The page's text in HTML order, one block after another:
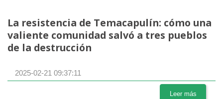
La resistencia de Temacapulín: cómo una
valiente comunidad salvó a tres pueblos
de la destrucción
2025-02-21 09:37:11
Leer más